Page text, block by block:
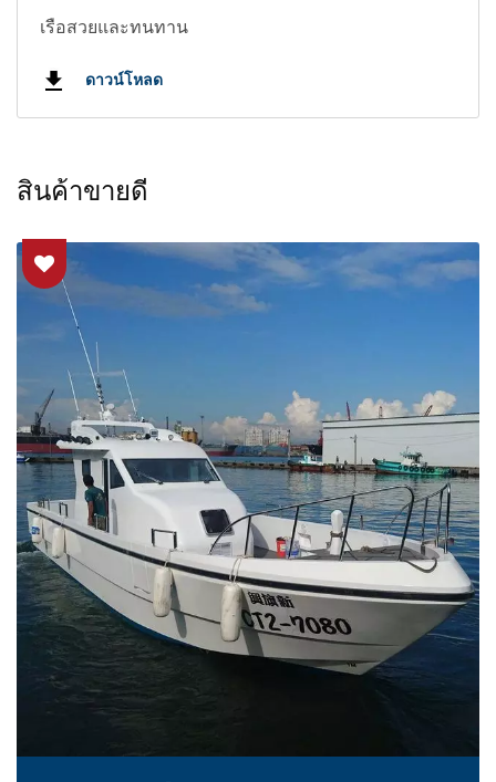
เรือสวยและทนทาน
ดาวน์โหลด
สินค้าขายดี